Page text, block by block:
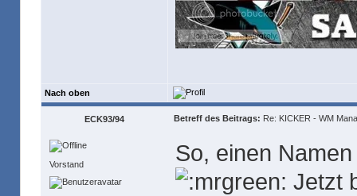
Nach oben
ECK93/94 Betreff des Beitrags: Re: KICKER - WM
Vorstand
So, einen
Jetzt